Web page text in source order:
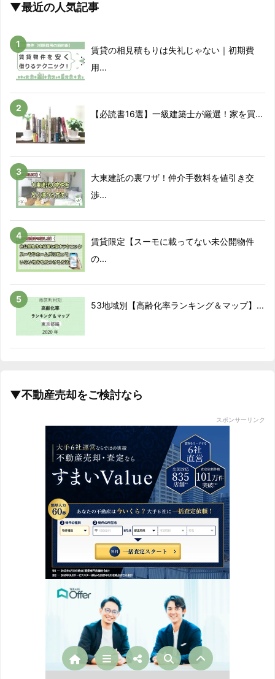
▼最近の人気記事
賃貸の相見積もりは失礼じゃない｜初期費
用...
【必読書16選】一級建築士が厳選！家を買...
大東建託の裏ワザ！仲介手数料を値引き交
渉...
賃貸限定【スーモに載ってない未公開物件
の...
53地域別【高齢化率ランキング＆マップ】...
▼不動産売却をご検討なら
スポンサーリンク